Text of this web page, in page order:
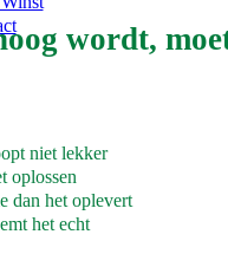
wordt,
niet lekker
oplossen
dan het oplevert
het echt